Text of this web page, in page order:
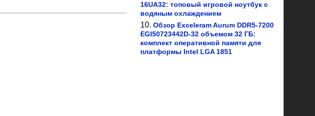
16UA32: топовый игровой ноутбук с
водяным охлаждением
Обзор Exceleram Aurum DDR5-7200
EGI50723442D-32 объемом 32 ГБ:
комплект оперативной памяти для
платформы Intel LGA 1851